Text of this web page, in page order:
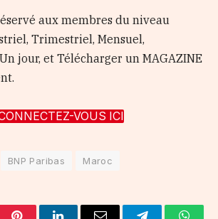
aux membres du niveau
Trimestriel, Mensuel,
jour, et Télécharger un MAGAZINE
VOUS ICI
BNP Paribas Maroc